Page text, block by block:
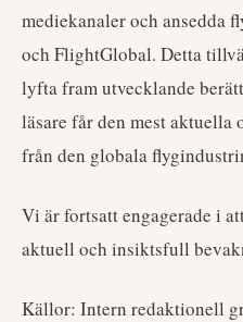
mediekanaler och ansedda
och FlightGlobal. Detta
lyfta fram utvecklande
läsare får den mest
från den globala
Vi är fortsatt engagerade i
aktuell och insiktsfull
Källor: Intern redaktionell